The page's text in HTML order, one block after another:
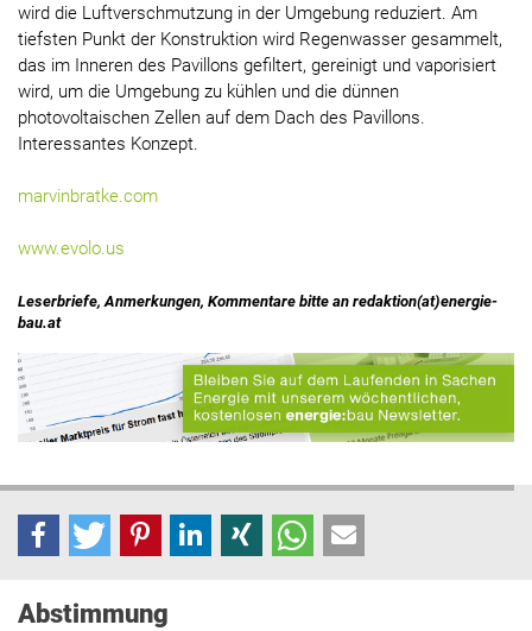
wird die Luftverschmutzung in der Umgebung reduziert. Am
tiefsten Punkt der Konstruktion wird Regenwasser gesammelt,
das im Inneren des Pavillons gefiltert, gereinigt und vaporisiert
wird, um die Umgebung zu kühlen und die dünnen
photovoltaischen Zellen auf dem Dach des Pavillons.
Interessantes Konzept.
marvinbratke.com
www.evolo.us
Leserbriefe, Anmerkungen, Kommentare bitte an redaktion(at)energie-
bau.at
Abstimmung